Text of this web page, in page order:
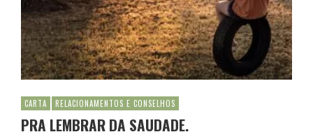
CARTA RELACIONAMENTOS E CONSELHOS
PRA LEMBRAR DA SAUDADE.